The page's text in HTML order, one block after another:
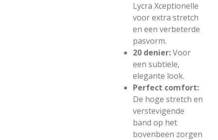
Lycra Xceptionelle
voor extra stretch
en een verbeterde
pasvorm.
20 denier:Voor
een subtiele,
elegante look.
Perfect comfort:
De hoge stretch en
verstevigende
band op het
bovenbeen zorgen